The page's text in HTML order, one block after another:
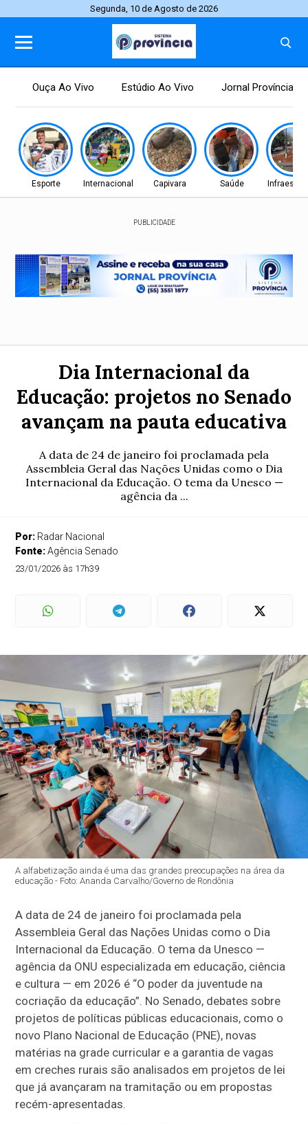
Segunda, 10 de Agosto de 2026
Ouça Ao Vivo Estúdio Ao Vivo Jornal Província
Esporte Internacional Capivara Saúde
PUBLICIDADE
Dia Internacional da
Educação: projetos no Senado
avançam na pauta educativa
A data de 24 de janeiro foi proclamada pela
Assembleia Geral das Nações Unidas como o Dia
Internacional da Educação. O tema da Unesco —
agência da ...
Por: Radar Nacional
Fonte:Agência Senado
23/01/2026 às 17h39
A alfabetização ainda é uma das grandes preocupações na área da
educação - Foto: Ananda Carvalho/Governo de Rondônia
A data de 24 de janeiro foi proclamada pela
Assembleia Geral das Nações Unidas como o Dia
Internacional da Educação. O tema da Unesco —
agência da ONU especializada em educação, ciência
e cultura — em 2026 é “O poder da juventude na
cocriação da educação”. No Senado, debates sobre
projetos de políticas públicas educacionais, como o
novo Plano Nacional de Educação (PNE), novas
matérias na grade curricular e a garantia de vagas
em creches rurais são analisados em projetos de lei
que já avançaram na tramitação ou em propostas
recém-apresentadas.